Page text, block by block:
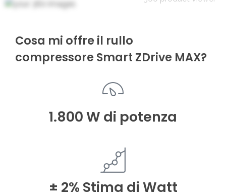
Cosa mi offre il rullo
compressore Smart ZDrive MAX?
1.800 W di potenza
± 2% Stima di Watt